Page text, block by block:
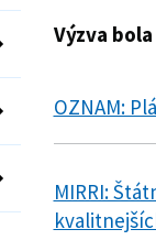
Výzva
OZNAM:
MIRRI: